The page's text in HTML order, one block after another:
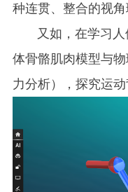
种连贯、整合的视角
又如，在学习人
体骨骼肌肉模型与
力分析），探究运动